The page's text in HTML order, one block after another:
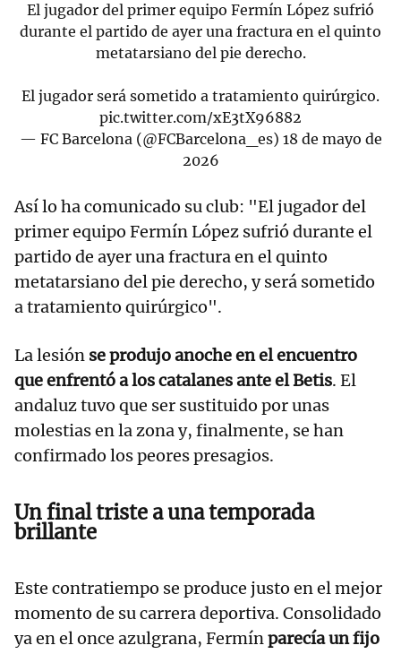
El jugador del primer equipo Fermín López sufrió
durante el partido de ayer una fractura en el quinto
metatarsiano del pie derecho.
El jugador será sometido a tratamiento quirúrgico.
pic.twitter.com/xE3tX96882
— FC Barcelona (@FCBarcelona_es) 18 de mayo de
2026
Así lo ha comunicado su club: "El jugador del
primer equipo Fermín López sufrió durante el
partido de ayer una fractura en el quinto
metatarsiano del pie derecho, y será sometido
a tratamiento quirúrgico".
La lesión se produjo anoche en el encuentro
que enfrentó a los catalanes ante el Betis. El
andaluz tuvo que ser sustituido por unas
molestias en la zona y, finalmente, se han
confirmado los peores presagios.
Un final triste a una temporada
brillante
Este contratiempo se produce justo en el mejor
momento de su carrera deportiva. Consolidado
ya en el once azulgrana, Fermínparecía un fijo